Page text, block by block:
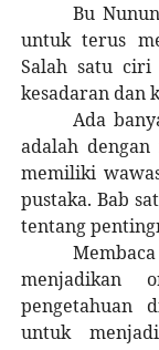
Bu
untuk terus
Salah satu
kesadaran dan
Ada
adalah
memiliki
pustaka. Bab
tentang
menjadikan
pengetahuan
untuk